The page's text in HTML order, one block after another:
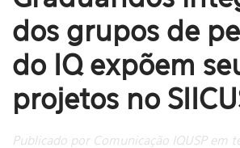
dos grupos de
do IQ expõem
projetos no
Publicado por Comunicação IQUSP em